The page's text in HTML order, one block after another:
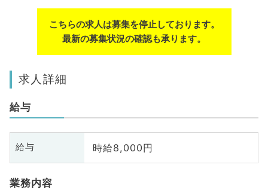
こちらの求人は募集を停止しております。
最新の募集状況の確認も承ります。
求人詳細
給与
給与 時給8,000円
業務内容